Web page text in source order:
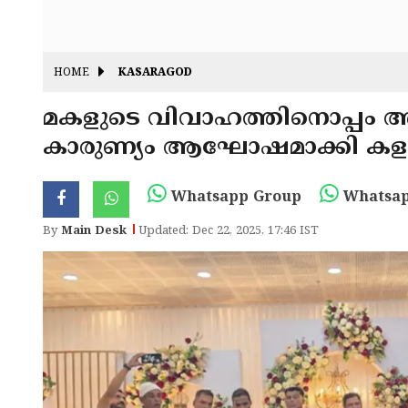
HOME KASARAGOD
മകളുടെ വിവാഹത്തിനൊപ്പം
കാരുണ്യം ആഘോഷമാക്കി
Whatsapp Group
ByMain Desk Updated: Dec 22, 2025, 17:46 IST